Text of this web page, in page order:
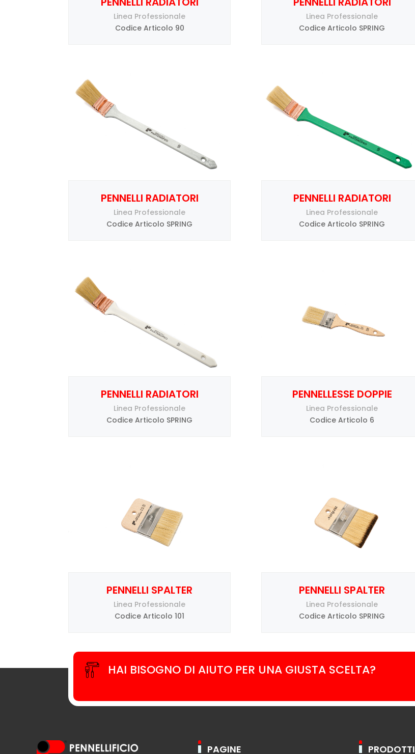
Linea Professionale
Codice Articolo 90
Linea Professionale
Codice Articolo SPRING
PENNELLI RADIATORI
Linea Professionale
Codice Articolo SPRING
PENNELLI RADIATORI
Linea Professionale
Codice Articolo SPRING
PENNELLI RADIATORI
Linea Professionale
Codice Articolo SPRING
PENNELLESSE DOPPIE
Linea Professionale
Codice Articolo 6
PENNELLI SPALTER
Linea Professionale
Codice Articolo 101
PENNELLI SPALTER
Linea Professionale
Codice Articolo SPRING
HAI BISOGNO DI AIUTO PER UNA GIUSTA SCELTA?
PAGINE PRODOTTI